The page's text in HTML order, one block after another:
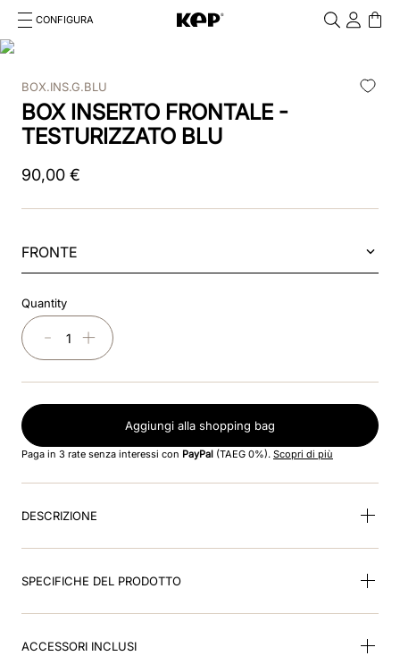
CONFIGURA
Cosa stai cercando?
1.kep cromo 2 0
2 kep
3.helmet
4.inserti
6. accessori
7.front
8.visor
BOX.INS.G.BLU
BOX INSERTO FRONTALE -
TESTURIZZATO BLU
90,00 €
FRONTE
Quantity
＋
－
Aggiungi alla shopping bag
Paga in 3 rate senza interessi con PayPal (TAEG 0%). Scopri di più
DESCRIZIONE
SPECIFICHE DEL PRODOTTO
ACCESSORI INCLUSI